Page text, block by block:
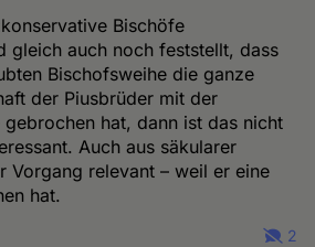
Bischöfe
gleich auch noch feststellt, dass
Bischofsweihe die ganze
der Piusbrüder mit der
hat, dann ist das nicht
Auch aus säkularer
Vorgang relevant – weil er eine
hat.
2